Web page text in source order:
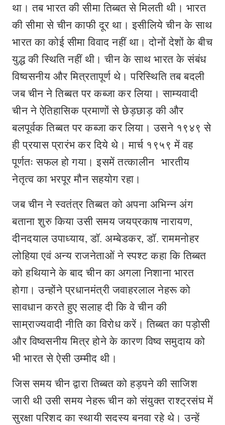
था। तब भारत की सीमा तिब्बत से मिलती थी। भारत
की सीमा से चीन काफी दूर था। इसीलिये चीन के साथ
भारत का कोई सीमा विवाद नहीं था। दोनों देशों के बीच
युद्ध की स्थिति नहीं थी। चीन के साथ भारत के संबंध
विष्वसनीय और मित्रतापूर्ण थे। परिस्थिति तब बदली
जब चीन ने तिब्बत पर कब्जा कर लिया। साम्यवादी
चीन ने ऐतिहासिक प्रमाणों से छेड़छाड़ की और
बलपूर्वक तिब्बत पर कब्जा कर लिया। उसने १९४९ से
ही प्रयास प्रारंभ कर दिये थे। मार्च १९५९ में वह
पूर्णतः सफल हो गया। इसमें तत्कालीन भारतीय
नेतृत्व का भरपूर मौन सहयोग रहा।
जब चीन ने स्वतंत्र तिब्बत को अपना अभिन्न अंग
बताना शुरु किया उसी समय जयप्रकाष नारायण,
दीनदयाल उपाध्याय, डॉ. अम्बेडकर, डॉ. राममनोहर
लोहिया एवं अन्य राजनेताओं ने स्पश्ट कहा कि तिब्बत
को हथियाने के बाद चीन का अगला निशाना भारत
होगा। उन्होंने प्रधानमंत्री जवाहरलाल नेहरू को
सावधान करते हुए सलाह दी कि वे चीन की
साम्राज्यवादी नीति का विरोध करें। तिब्बत का पड़ोसी
और विष्वसनीय मित्र होने के कारण विष्व समुदाय को
भी भारत से ऐसी उम्मीद थी।
जिस समय चीन द्वारा तिब्बत को हड़पने की साजिश
जारी थी उसी समय नेहरू चीन को संयुक्त राश्ट्रसंघ में
सुरक्षा परिशद का स्थायी सदस्य बनवा रहे थे। उन्हें